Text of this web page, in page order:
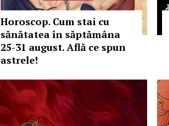
Horoscop. Cum stai cu
sănătatea în săptămâna
25-31 august. Află ce spun
astrele!